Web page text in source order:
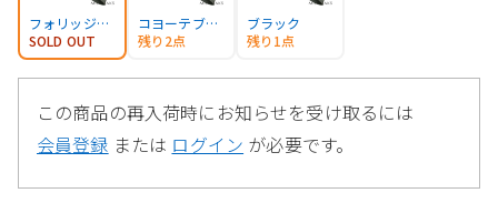
フォリッジグリーン
SOLD OUT
コヨーテブラウン
残り2点
ブラック
残り1点
この商品の再入荷時にお知らせを受け取るには
会員登録 または ログイン が必要です。